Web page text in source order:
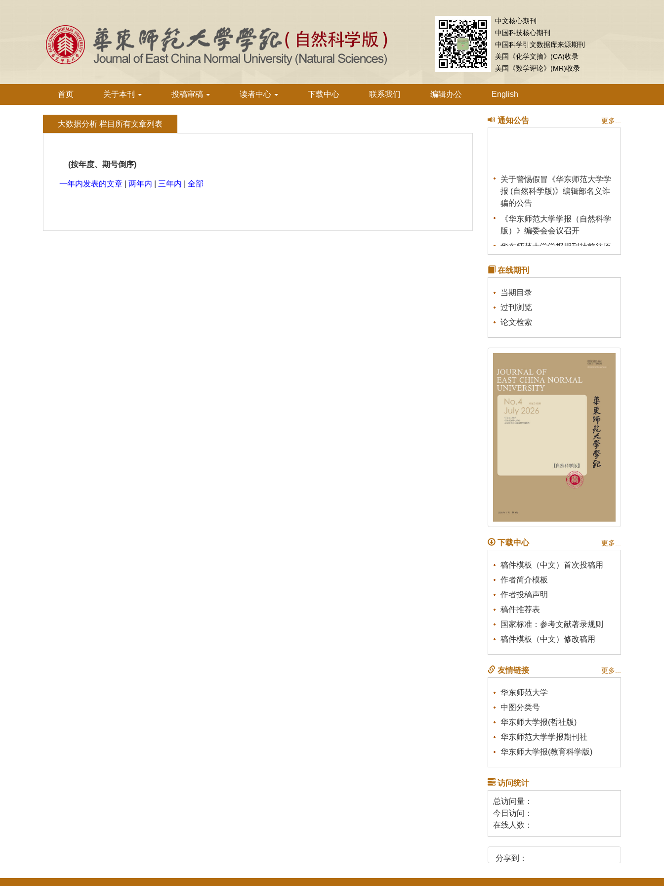
中文核心期刊
中国科技核心期刊
中国科学引文数据库来源期刊
美国《化学文摘》(CA)收录
美国《数学评论》(MR)收录
首页 关于本刊 投稿审稿 读者中心 下载中心 联系我们 编辑办公 English
大数据分析 栏目所有文章列表
(按年度、期号倒序)
一年内发表的文章 两年内 三年内 全部
通知公告 更多...
关于警惕假冒《华东师范大学学
报 (自然科学版)》编辑部名义诈
骗的公告
《华东师范大学学报（自然科学
版）》编委会会议召开
华东师范大学学报期刊社前往厦
门大学学报（自然科学版）编辑
部调研学习
《统计理论及其应用》征稿通知
声明
在线期刊
当期目录
过刊浏览
论文检索
下载中心 更多...
稿件模板（中文）首次投稿用
作者简介模板
作者投稿声明
稿件推荐表
国家标准：参考文献著录规则
稿件模板（中文）修改稿用
友情链接 更多...
华东师范大学
中图分类号
华东师大学报(哲社版)
华东师范大学学报期刊社
华东师大学报(教育科学版)
访问统计
总访问量：
今日访问：
在线人数：
分享到：